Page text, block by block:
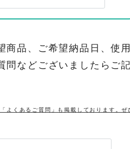
商品、ご希望納品日、使
問などございましたらご
よくあるご質問」も掲載しております。ぜ